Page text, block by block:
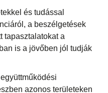
és tudással
a beszélgetések
tapasztalatokat a
is a jövőben jól tudják
azonos területeken